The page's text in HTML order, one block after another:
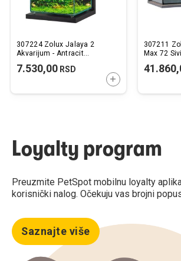
307224 Zolux Jalaya 2
Akvarijum - Antracit
7.530,00 RSD
DODAJTE U
307211
Max 72
Loyalty program
Preuzmite PetSpot mobilnu loyalty
korisnički nalog. Očekuju vas brojni
Saznajte više